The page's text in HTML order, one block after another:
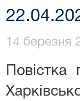
14 березня